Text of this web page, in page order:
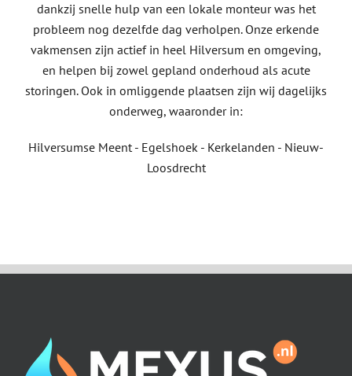
dankzij snelle hulp van een lokale monteur was het
probleem nog dezelfde dag verholpen. Onze erkende
vakmensen zijn actief in heel Hilversum en omgeving,
en helpen bij zowel gepland onderhoud als acute
storingen. Ook in omliggende plaatsen zijn wij dagelijks
onderweg, waaronder in:
Hilversumse Meent - Egelshoek - Kerkelanden - Nieuw-
Loosdrecht